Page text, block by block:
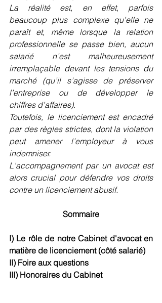
La réalité est, en effet, parfois
beaucoup plus complexe qu’elle ne
paraît et, même lorsque la relation
professionnelle se passe bien, aucun
salarié n’est malheureusement
irremplaçable devant les tensions du
marché (qu’il s’agisse de préserver
l’entreprise ou de développer le
chiffres d’affaires).
Toutefois, le licenciement est encadré
par des règles strictes, dont la violation
peut amener l’employeur à vous
indemniser.
L'accompagnement par un avocat est
alors crucial pour défendre vos droits
contre un licenciement abusif.
Sommaire
I) Le rôle de notre Cabinet d'avocat en
matière de licenciement (côté salarié)
II) Foire aux questions
III) Honoraires du Cabinet